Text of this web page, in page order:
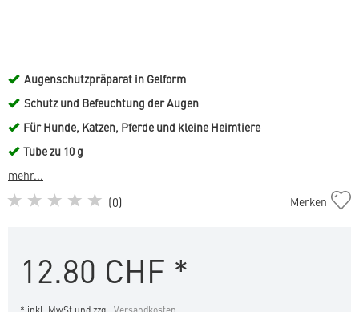
Augenschutzpräparat in Gelform
Schutz und Befeuchtung der Augen
Für Hunde, Katzen, Pferde und kleine Heimtiere
Tube zu 10 g
mehr...
(0)
Ocry-
Merken
12.80 CHF *